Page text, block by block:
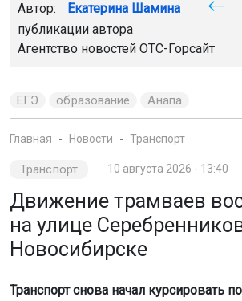
Автор: Екатерина Шамина
публикации автора
Агентство новостей ОТС-Горсайт
ЕГЭ образование Анапа
Главная Новости Транспорт
Транспорт 10 августа 2026 - 13:40
Движение трамваев
на улице
Новосибирске
Транспорт снова начал курсировать